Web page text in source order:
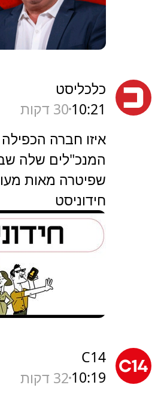
כלכליסט
10:21 30 דקות
איזו חברה
המנכ"לים שלה
שפיטרה מאות
חידוניסט
C14
10:19 32 דקות